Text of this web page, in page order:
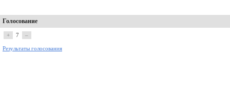
Голосование
+ 7 –
Результаты голосования